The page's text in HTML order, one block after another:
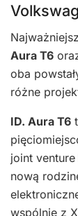
Aura T6
oba
różne
ID. Aura T6
joint venture
nową
wspólnie z